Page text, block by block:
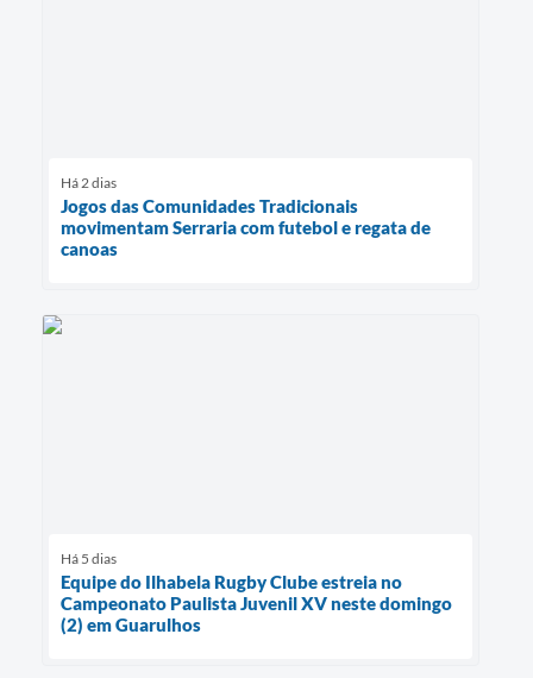
Há 2 dias
Jogos das Comunidades Tradicionais
movimentam Serraria com futebol e regata de
canoas
Há 5 dias
Equipe do Ilhabela Rugby Clube estreia no
Campeonato Paulista Juvenil XV neste domingo
(2) em Guarulhos